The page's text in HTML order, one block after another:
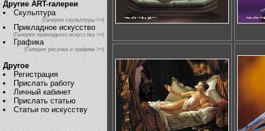
Другие ART-галереи
Скульптура
(Галерея скульптуры >>)
Прикладное искусство
(Галерея прикладного искусства >>)
Графика
(Галерея рисунка и графики >>)
Другое
Регистрация
Прислать работу
Личный кабинет
Прислать статью
Статьи по искусству